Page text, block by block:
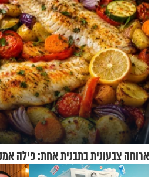
ארוחה צבעונית בתבנית אחת: פילה